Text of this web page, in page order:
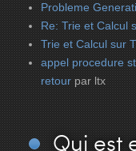
Probleme
Re: Trie et Calcul
Trie et Calcul sur
appel procedure
retour par ltx
Qui est